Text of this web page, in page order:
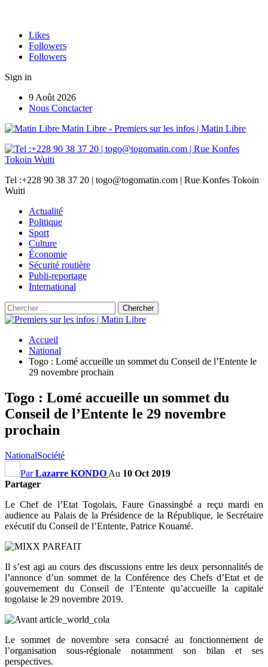
Likes
Followers
Followers
Sign in
9 Août 2026
Nous Conctacter
Matin Libre - Premiers sur les infos | Matin Libre
Tel :+228 90 38 37 20 | togo@togomatin.com | Rue Konfes Tokoin
Wuiti
Actualité
Politique
Sport
Culture
Économie
Sécurité routière
Publi-reportage
International
Accueil
National
Togo : Lomé accueille un sommet du Conseil de l’Entente le
29 novembre prochain
Togo : Lomé accueille un sommet du
Conseil de l’Entente le 29 novembre
prochain
NationalSociété
ParLazarre KONDO Au 10 Oct 2019
Partager
Le Chef de l’Etat Togolais, Faure Gnassingbé a reçu mardi en
audience au Palais de la Présidence de la République, le Secrétaire
exécutif du Conseil de l’Entente, Patrice Kouamé.
Il s’est agi au cours des discussions entre les deux personnalités de
l’annonce d’un sommet de la Conférence des Chefs d’Etat et de
gouvernement du Conseil de l’Entente qu’accueille la capitale
togolaise le 29 novembre 2019.
Le sommet de novembre sera consacré au fonctionnement de
l’organisation sous-régionale notamment son bilan et ses
perspectives.